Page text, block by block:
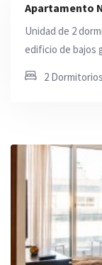
Apartamento
Unidad de 2
edificio de bajos
2 Dormitorios